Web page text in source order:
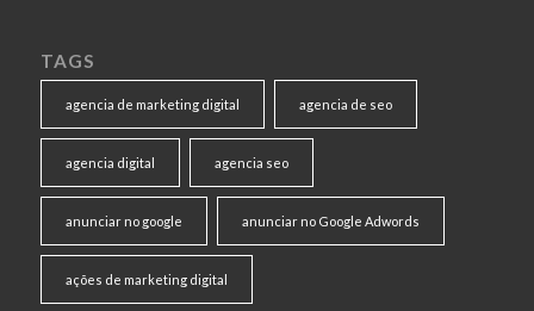
TAGS
agencia de marketing digital agencia de seo
agencia digital agencia seo
anunciar no google anunciar no Google Adwords
ações de marketing digital